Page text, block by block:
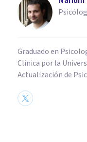
Graduado en
Clínica por la
Actualización de